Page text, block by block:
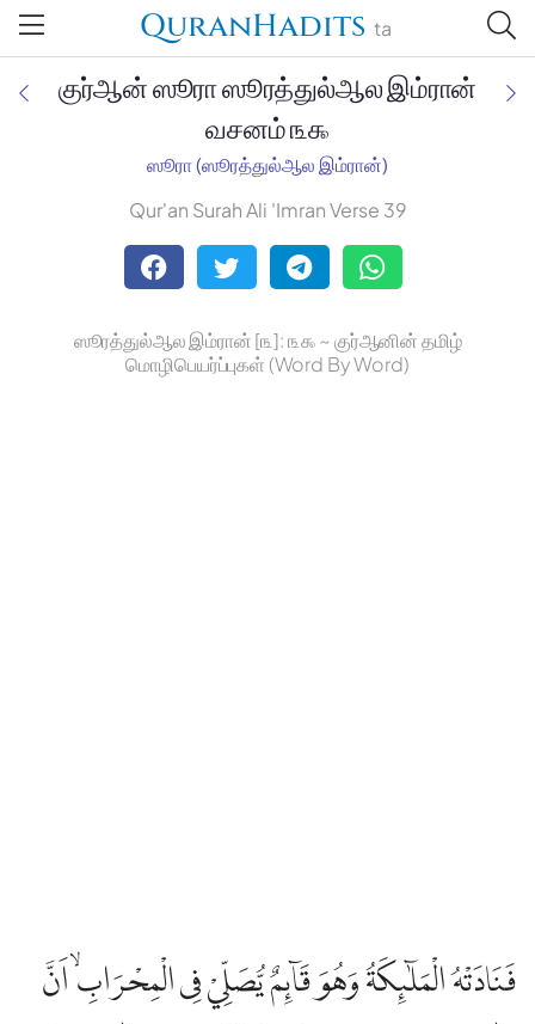
QuranHadits ta
Jan Trust Foundation
Mufti Omar Sheriff Qasimi,
குர்ஆன் ஸூரா ஸூரத்துல்ஆல இம்ரான்
வசனம் ௩௯
ஸூரா (ஸூரத்துல்ஆல இம்ரான்)
Qur'an Surah Ali 'Imran Verse 39
ஸூரத்துல்ஆல இம்ரான் [௩]: ௩௯ ~ குர்ஆனின் தமிழ்
மொழிபெயர்ப்புகள் (Word By Word)
فَنَادَتْهُ الْمَلٰۤىِٕكَةُ وَهُوَ قَاۤىِٕمٌ يُّصَلِّيْ فِى الْمِحْرَابِۙ اَنَّ